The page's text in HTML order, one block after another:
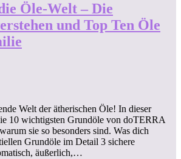
Öle-Welt – Die
und Top Ten Öle
Welt der ätherischen Öle! In dieser
10 wichtigsten Grundöle von doTERRA
sie so besonders sind. Was dich
Grundöle im Detail 3 sichere
äußerlich,…